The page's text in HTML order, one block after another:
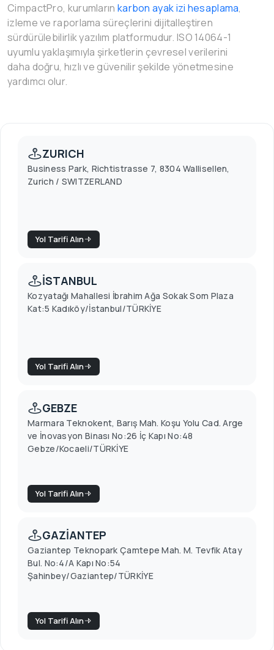
CimpactPro, kurumların karbon ayak izi hesaplama,
izleme ve raporlama süreçlerini dijitalleştiren
sürdürülebilirlik yazılım platformudur. ISO 14064-1
uyumlu yaklaşımıyla şirketlerin çevresel verilerini
daha doğru, hızlı ve güvenilir şekilde yönetmesine
yardımcı olur.
ZURICH
Business Park, Richtistrasse 7, 8304 Wallisellen,
Zurich / SWITZERLAND
Yol Tarifi Alın
İSTANBUL
Kozyatağı Mahallesi İbrahim Ağa Sokak Som Plaza
Kat:5 Kadıköy/İstanbul/TÜRKİYE
Yol Tarifi Alın
GEBZE
Marmara Teknokent, Barış Mah. Koşu Yolu Cad. Arge
ve İnovasyon Binası No:26 İç Kapı No:48
Gebze/Kocaeli/TÜRKİYE
Yol Tarifi Alın
GAZİANTEP
Gaziantep Teknopark Çamtepe Mah. M. Tevfik Atay
Bul. No:4/A Kapı No:54
Şahinbey/Gaziantep/TÜRKİYE
Yol Tarifi Alın